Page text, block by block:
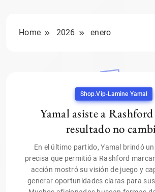
Home 2026 enero
Shop.vip-Lamine Yamal
Yamal asiste a
resultado no
En el último partido, Yamal brindó
precisa que permitió a Rashford
acción mostró su visión de juego y
generar oportunidades claras para